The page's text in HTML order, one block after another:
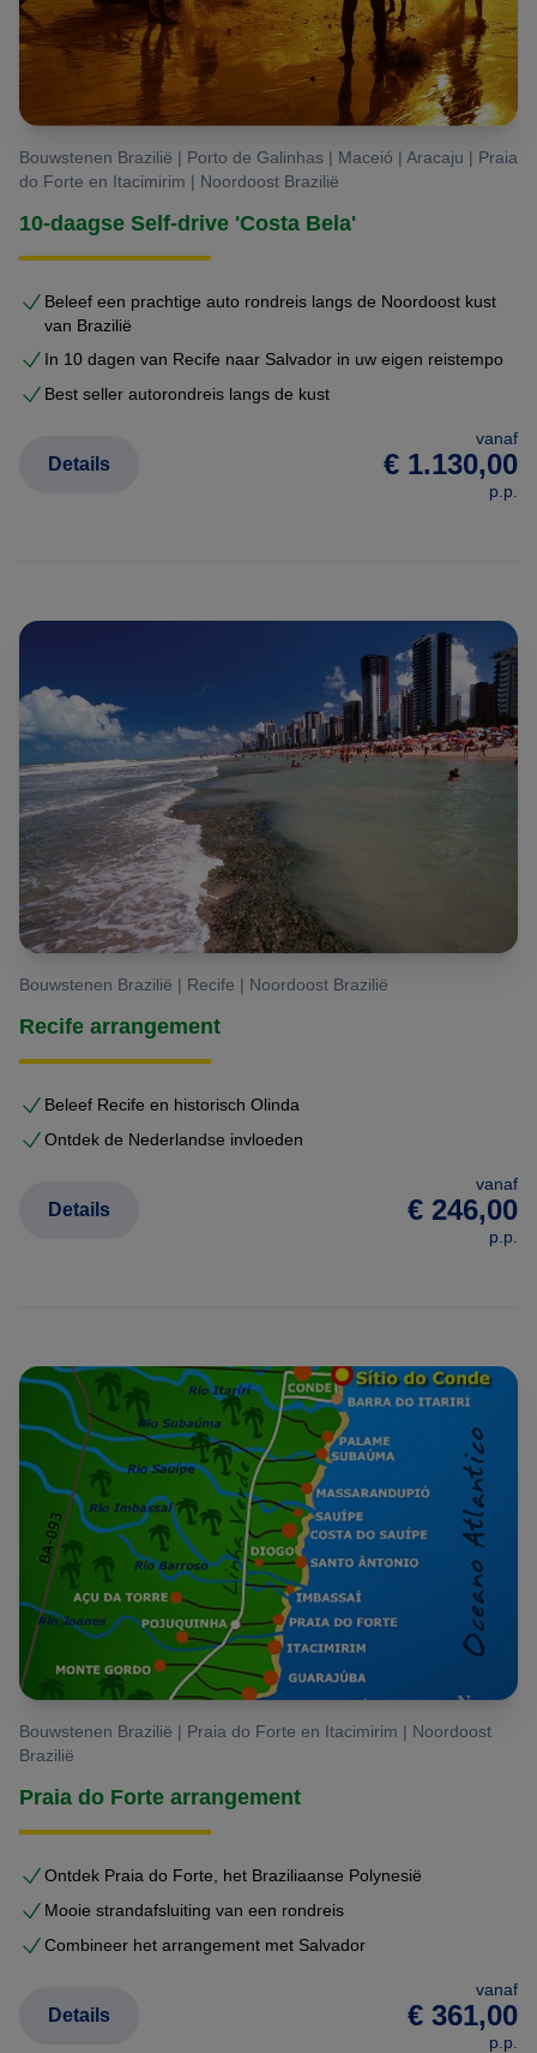
Bouwstenen Brazilië | Porto de Galinhas | Maceió | Aracaju | Praia
do Forte en Itacimirim | Noordoost Brazilië
10-daagse Self-drive 'Costa Bela'
Beleef een prachtige auto rondreis langs de Noordoost kust
van Brazilië
In 10 dagen van Recife naar Salvador in uw eigen reistempo
Best seller autorondreis langs de kust
vanaf
€ 1.130,00
p.p.
Details
Bouwstenen Brazilië | Recife | Noordoost Brazilië
Recife arrangement
Beleef Recife en historisch Olinda
Ontdek de Nederlandse invloeden
vanaf
€ 246,00
p.p.
Details
Bouwstenen Brazilië | Praia do Forte en Itacimirim | Noordoost
Brazilië
Praia do Forte arrangement
Ontdek Praia do Forte, het Braziliaanse Polynesië
Mooie strandafsluiting van een rondreis
Combineer het arrangement met Salvador
vanaf
€ 361,00
p.p.
Details